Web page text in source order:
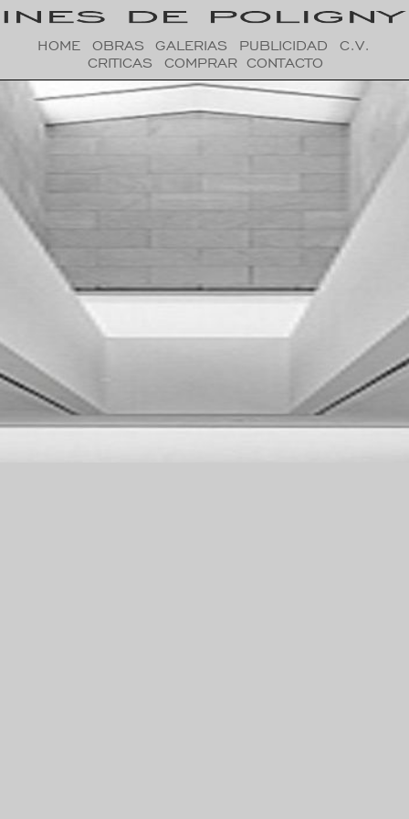
HOME OBRAS GALERIAS PUBLICIDAD
C.V.
CRITICAS
COMPRAR CONTACTO